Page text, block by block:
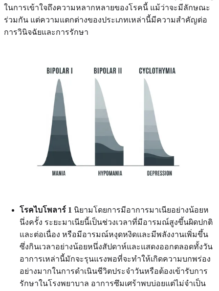
ในการเข้าใจถึงความหลากหลายของโรคนี้ แม้ว่าจะมีลักษณะ
ร่วมกัน แต่ความแตกต่างของประเภทเหล่านี้มีความสำคัญต่อ
การวินิจฉัยและการรักษา
โรคไบโพลาร์ 1 นิยามโดยการมีอาการมาเนียอย่างน้อยห
นึ่งครั้ง ระยะมาเนียนี้เป็นช่วงเวลาที่มีอารมณ์สูงขึ้นผิดปกติ
และต่อเนื่อง หรือมีอารมณ์หงุดหงิดและมีพลังงานเพิ่มขึ้น
ซึ่งกินเวลาอย่างน้อยหนึ่งสัปดาห์และแสดงออกตลอดทั้งวัน
อาการเหล่านี้มักจะรุนแรงพอที่จะทำให้เกิดความบกพร่อง
อย่างมากในการดำเนินชีวิตประจำวันหรือต้องเข้ารับการ
รักษาในโรงพยาบาล อาการซึมเศร้าพบบ่อยแต่ไม่จำเป็น